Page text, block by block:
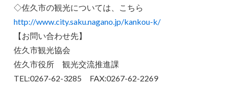
◇佐久市の観光については、こちら
http://www.city.saku.nagano.jp/kankou-k/
【お問い合わせ先】
佐久市観光協会
佐久市役所 観光交流推進課
TEL:0267-62-3285 FAX:0267-62-2269